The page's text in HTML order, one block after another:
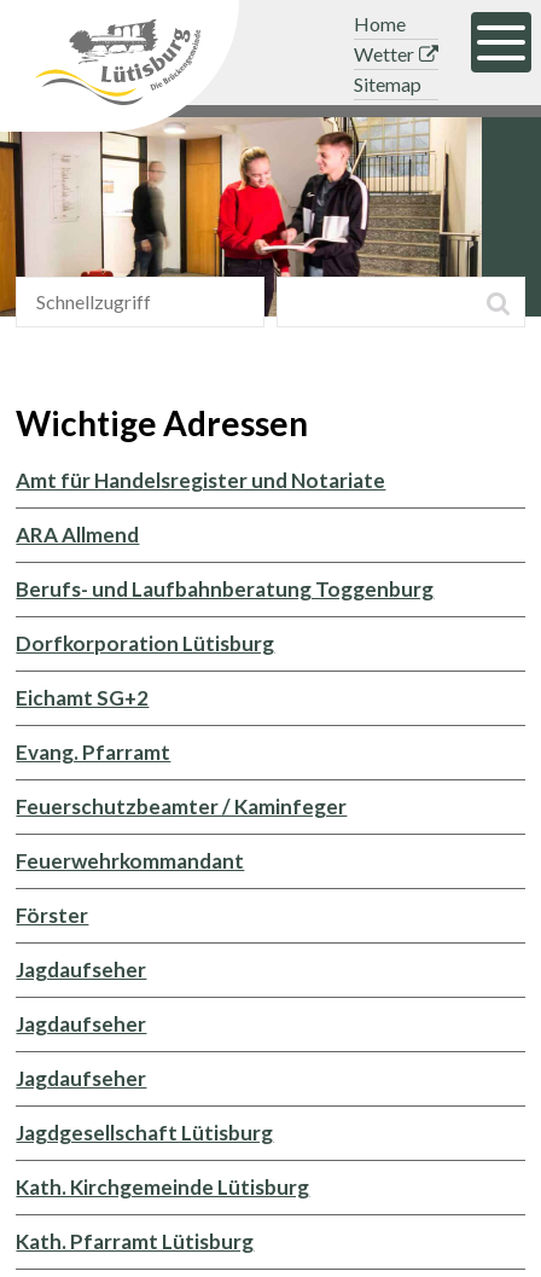
Navigieren in der Gemeinde
Schnellnavigation
Mobile Hauptnavigation Topnavigation
Home
Wetter
Sitemap
Schnellzugriff
Schnellzugriff
Wichtige Adressen
Amt für Handelsregister und Notariate
ARA Allmend
Berufs- und Laufbahnberatung Toggenburg
Dorfkorporation Lütisburg
Eichamt SG+2
Evang. Pfarramt
Feuerschutzbeamter / Kaminfeger
Feuerwehrkommandant
Förster
Jagdaufseher
Jagdaufseher
Jagdaufseher
Jagdgesellschaft Lütisburg
Kath. Kirchgemeinde Lütisburg
Kath. Pfarramt Lütisburg